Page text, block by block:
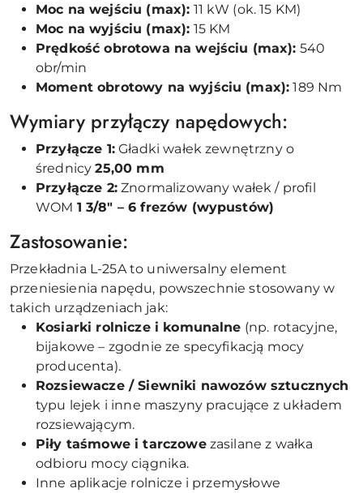
Moc na wejściu (max): 11 kW (ok. 15 KM)
Moc na wyjściu (max): 15 KM
Prędkość obrotowa na wejściu (max): 540
obr/min
Moment obrotowy na wyjściu (max): 189 Nm
Wymiary przyłączy napędowych:
Przyłącze 1:Gładki wałek zewnętrzny o
średnicy25,00 mm
Przyłącze 2:Znormalizowany wałek / profil
WOM 1 3/8" – 6 frezów (wypustów)
Zastosowanie:
Przekładnia L-25A to uniwersalny element
przeniesienia napędu, powszechnie stosowany w
takich urządzeniach jak:
Kosiarki rolnicze i komunalne (np. rotacyjne,
bijakowe – zgodnie ze specyfikacją mocy
producenta).
Rozsiewacze / Siewniki nawozów sztucznych
typu lejek i inne maszyny pracujące z układem
rozsiewającym.
Piły taśmowe i tarczowezasilane z wałka
odbioru mocy ciągnika.
Inne aplikacje rolnicze i przemysłowe